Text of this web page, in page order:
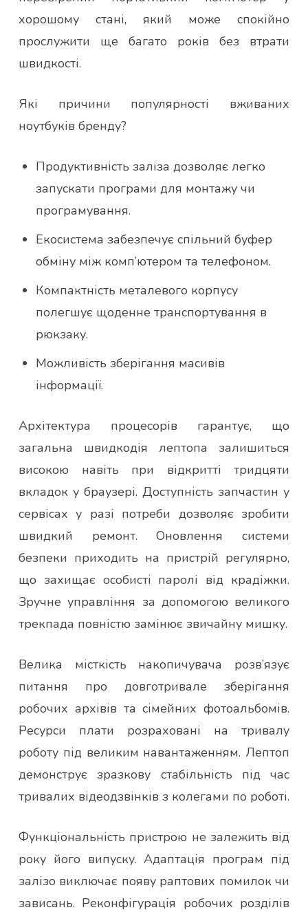
хорошому стані, який може спокійно
прослужити ще багато років без втрати
швидкості.
Які причини популярності вживаних
ноутбуків бренду?
Продуктивність заліза дозволяє легко
запускати програми для монтажу чи
програмування.
Екосистема забезпечує спільний буфер
обміну між комп’ютером та телефоном.
Компактність металевого корпусу
полегшує щоденне транспортування в
рюкзаку.
Можливість зберігання масивів
інформації.
Архітектура процесорів гарантує, що
загальна швидкодія лептопа залишиться
високою навіть при відкритті тридцяти
вкладок у браузері. Доступність запчастин у
сервісах у разі потреби дозволяє зробити
швидкий ремонт. Оновлення системи
безпеки приходить на пристрій регулярно,
що захищає особисті паролі від крадіжки.
Зручне управління за допомогою великого
трекпада повністю замінює звичайну мишку.
Велика місткість накопичувача розв’язує
питання про довготривале зберігання
робочих архівів та сімейних фотоальбомів.
Ресурси плати розраховані на тривалу
роботу під великим навантаженням. Лептоп
демонструє зразкову стабільність під час
тривалих відеодзвінків з колегами по роботі.
Функціональність пристрою не залежить від
року його випуску. Адаптація програм під
залізо виключає появу раптових помилок чи
зависань. Реконфігурація робочих розділів